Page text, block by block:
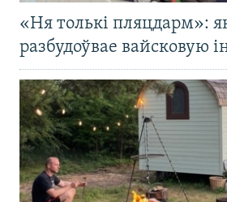
«Ня толькі пляцдарм»:
разбудоўвае вайсковую